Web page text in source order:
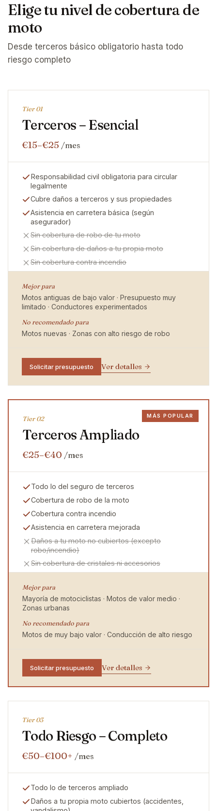
Elige tu nivel de cobertura de
moto
Desde terceros básico obligatorio hasta todo
riesgo completo
Tier 01
Terceros – Esencial
€15–€25 /mes
Responsabilidad civil obligatoria para circular
legalmente
Cubre daños a terceros y sus propiedades
Asistencia en carretera básica (según
asegurador)
Sin cobertura de robo de tu moto
Sin cobertura de daños a tu propia moto
Sin cobertura contra incendio
Mejor para
Motos antiguas de bajo valor · Presupuesto muy
limitado · Conductores experimentados
No recomendado para
Motos nuevas · Zonas con alto riesgo de robo
Solicitar presupuesto Ver detalles
MÁS POPULAR
Tier 02
Terceros Ampliado
€25–€40 /mes
Todo lo del seguro de terceros
Cobertura de robo de la moto
Cobertura contra incendio
Asistencia en carretera mejorada
Daños a tu moto no cubiertos (excepto
robo/incendio)
Sin cobertura de cristales ni accesorios
Mejor para
Mayoría de motociclistas · Motos de valor medio ·
Zonas urbanas
No recomendado para
Motos de muy bajo valor · Conducción de alto riesgo
Solicitar presupuesto Ver detalles
Tier 03
Todo Riesgo – Completo
€50–€100+ /mes
Todo lo de terceros ampliado
Daños a tu propia moto cubiertos (accidentes,